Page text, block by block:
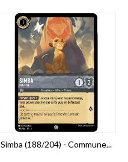
Simba (188/204) - Commune...